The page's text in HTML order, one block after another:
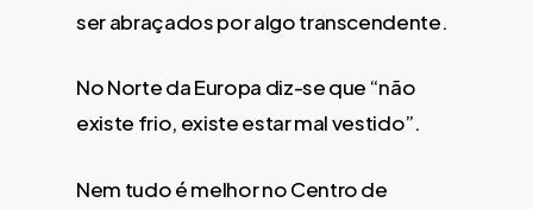
ser abraçados por algo transcendente.
No Norte da Europa diz-se que “não
existe frio, existe estar mal vestido”.
Nem tudo é melhor no Centro de